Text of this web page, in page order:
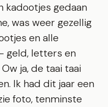
kadootjes gedaan
was weer gezellig
en alle
geld, letters en
ja, de taai taai
Ik had dit jaar een
foto, tenminste